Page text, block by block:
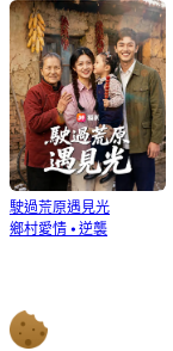
駛過荒原遇見光
鄉村愛情 ⦁ 逆襲